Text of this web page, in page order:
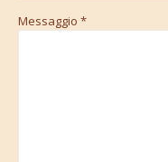
Messaggio *